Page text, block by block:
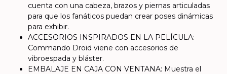
cuenta con una cabeza, brazos y piernas articuladas
para que los fanáticos puedan crear poses dinámicas
para exhibir.
ACCESORIOS INSPIRADOS EN LA PELÍCULA:
Commando Droid viene con accesorios de
vibroespada y bláster.
EMBALAJE EN CAJA CON VENTANA: Muestra el